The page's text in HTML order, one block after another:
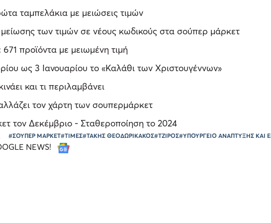
ταμπελάκια με μειώσεις τιμών
των τιμών σε νέους κωδικούς στα σούπερ μάρκετ
προϊόντα με μειωμένη τιμή
ως 3 Ιανουαρίου το «Καλάθι των Χριστουγέννων»
και τι περιλαμβάνει
τον χάρτη των σουπερμάρκετ
τον Δεκέμβριο - Σταθεροποίηση το 2024
#ΣΟΥΠΕΡ ΜΑΡΚΕΤ#ΤΙΜΕΣ#ΤΑΚΗΣ ΘΕΟΔΩΡΙΚΑΚΟΣ#ΤΖΙΡΟΣ#ΥΠΟΥΡΓΕΙΟ ΑΝΑΠΤΥΞΗΣ ΚΑΙ
NEWS!